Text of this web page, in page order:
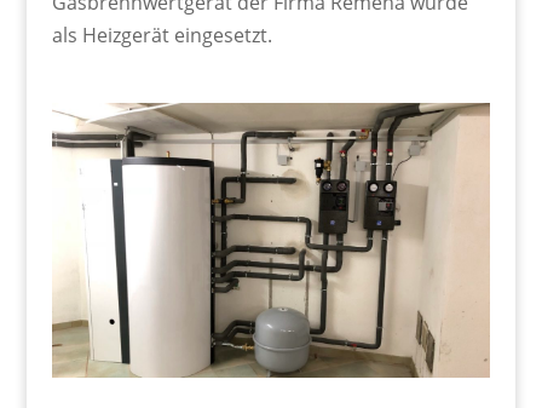
als Heizgerät eingesetzt.